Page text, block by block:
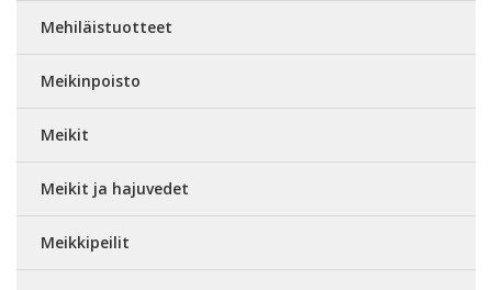
Mehiläistuotteet
Meikinpoisto
Meikit
Meikit ja hajuvedet
Meikkipeilit